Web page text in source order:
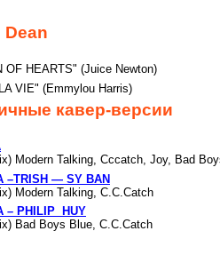
Dean
OF HEARTS" (Juice Newton)
VIE" (Emmylou Harris)
кавер-версии
Modern Talking, Cccatch, Joy, Bad
–TRISH — SY BAN
Modern Talking, C.C.Catch
– PHILIP HUY
Bad Boys Blue, C.C.Catch